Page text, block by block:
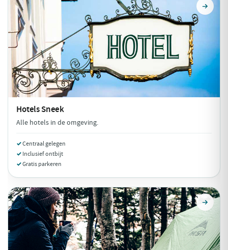
HotelsSneek
Alle hotels in de omgeving.
Centraal gelegen
Inclusief ontbijt
Gratis parkeren